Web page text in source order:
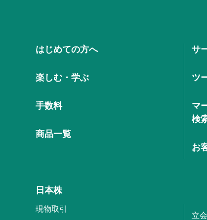
はじめての方へ
楽しむ・学ぶ
手数料
商品一覧
サ
ツ
マ
検
お
日本株
現物取引
立